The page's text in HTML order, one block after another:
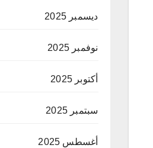
ديسمبر 2025
نوفمبر 2025
أكتوبر 2025
سبتمبر 2025
أغسطس 2025